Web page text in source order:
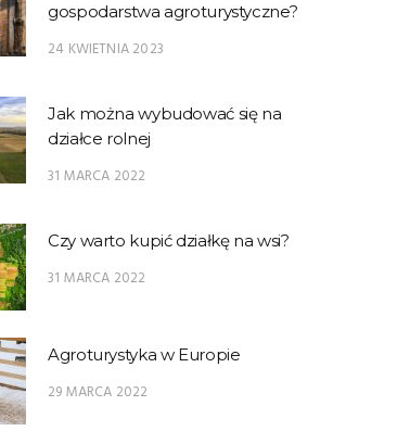
gospodarstwa agroturystyczne?
24 KWIETNIA 2023
Jak można wybudować się na
działce rolnej
31 MARCA 2022
Czy warto kupić działkę na wsi?
31 MARCA 2022
Agroturystyka w Europie
29 MARCA 2022